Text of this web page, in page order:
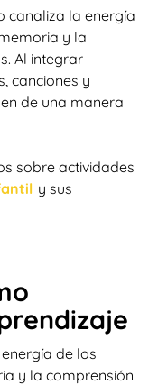
canaliza la energía
y la
Al integrar
canciones y
de una manera
sobre actividades
y sus
de los
y la comprensión